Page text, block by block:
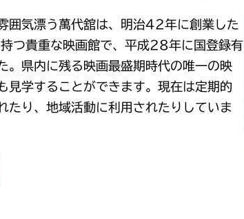
囲気漂う萬代舘は、明治42年に創業した
つ貴重な映画館で、平成28年に国登録有
。県内に残る映画最盛期時代の唯一の映
見学することができます。現在は定期的
たり、地域活動に利用されたりしていま